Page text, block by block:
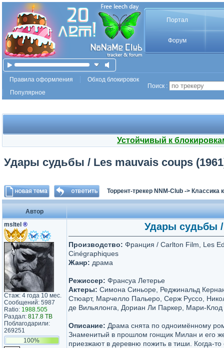
Портал
Форум
Правила оформления
Обход блокировок
Популярное
Поиск :
Устойчивый к
Удары судьбы / Les mauvais coups
Торрент-трекер NNM-Club -> Классика
Автор
msltel ®
Стаж: 4 года 10 мес.
Сообщений: 5987
Ratio: 1988.505
Раздал: 817.8 TB
Поблагодарили:
269251
100%
Удары судьбы /
Производство: Франция / Carlton Film, Les
Cinégraphiques
Жанр: драма
Режиссер: Франсуа Летерье
Актеры: Симона Синьоре, Реджинальд
Стюарт, Марчелло Пальеро, Серж Руссо,
де Вильялонга, Дориан Ли Паркер, Мари-
Описание: Драма снята по одноимённому
Знаменитый в прошлом гонщик Милан и его
приезжают в деревню пожить в тиши. Когда-